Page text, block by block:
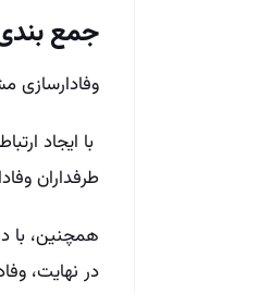
جمع
وفادارسازی
با ایجاد
طرفداران
همچنین، با
در نهایت،